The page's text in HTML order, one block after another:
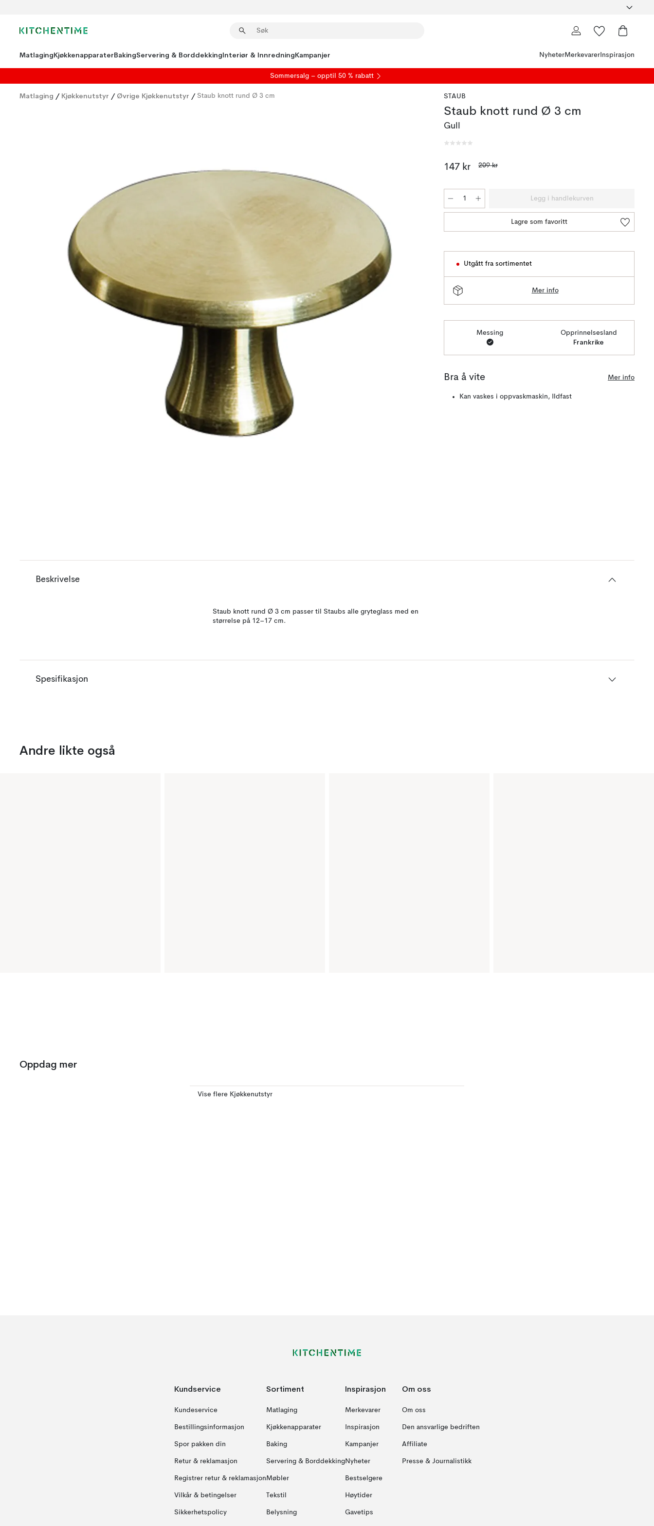
MatlagingKjøkkenapparaterBakingServering & BorddekkingInteriør & InnredningKampanjer NyheterMerkevarer Inspirasjon
Sommersalg – opptil 50 % rabatt
Matlaging / Kjøkkenutstyr / Øvrige Kjøkkenutstyr / Staub knott rund Ø 3 cm STAUB
Staub knott rund Ø 3 cm
Gull
147 kr 209 kr
Legg i handlekurven
Lagre som favoritt
Utgått fra sortimentet
Mer info
Messing Opprinnelsesland
Frankrike
Bra å vite Mer info
Kan vaskes i oppvaskmaskin, Ildfast
Beskrivelse
Staub knott rund Ø 3 cm passer til Staubs alle gryteglass med en
størrelse på 12–17 cm.
Spesifikasjon
Andre likte også
Oppdag mer
Vise flere Kjøkkenutstyr
Kundservice
Kundeservice
Bestillingsinformasjon
Spor pakken din
Retur & reklamasjon
Registrer retur & reklamasjon
Vilkår & betingelser
Sikkerhetspolicy
Sortiment
Matlaging
Kjøkkenapparater
Baking
Servering & Borddekking
Møbler
Tekstil
Belysning
Inspirasjon
Merkevarer
Inspirasjon
Kampanjer
Nyheter
Bestselgere
Høytider
Gavetips
Om oss
Om oss
Den ansvarlige bedriften
Affiliate
Presse & Journalistikk